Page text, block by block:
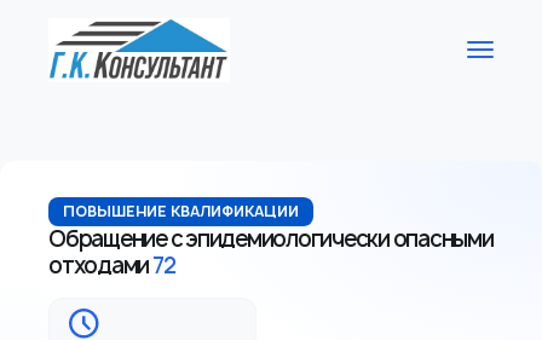
ПОВЫШЕНИЕ КВАЛИФИКАЦИИ
Обращение с эпидемиологически опасными
отходами72